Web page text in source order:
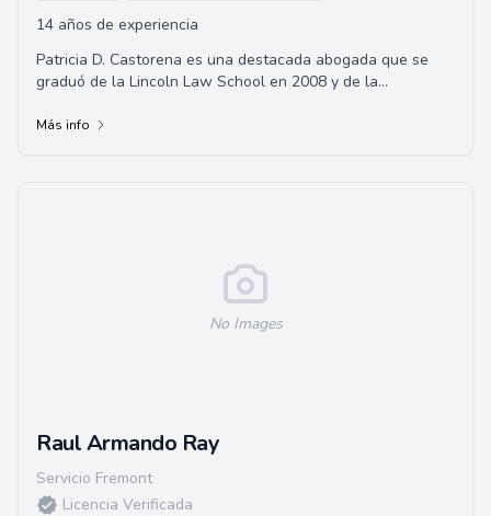
14 años de experiencia
Patricia D. Castorena es una destacada abogada que se
graduó de la Lincoln Law School en 2008 y de la
Más info
No Images
Raul Armando Ray
Servicio Fremont
Licencia Verificada